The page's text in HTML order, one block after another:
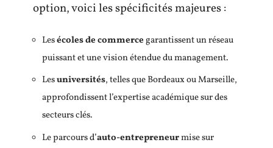
option, voici les spécificités majeures :
Lesécoles de commercegarantissent un réseau
puissant et une vision étendue du management.
Lesuniversités, telles que Bordeaux ou Marseille,
approfondissent l’expertise académique sur des
secteurs clés.
Le parcours d’auto-entrepreneurmise sur